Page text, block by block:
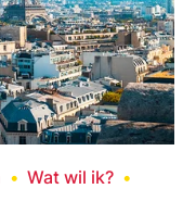
Wat wil ik?